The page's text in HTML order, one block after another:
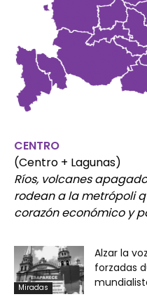
CENTRO
(Centro + Lagunas)
Ríos, volcanes
rodean a la metrópoli
corazón económico y
Miradas
Alzar la
forzadas